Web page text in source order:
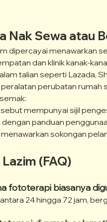
Nak Sewa atau
dipercayai menawarkan
dan klinik kanak-
talian seperti Lazada,
perubatan rumah
mempunyai sijil
dengan panduan
sokongan
(FAQ)
fototerapi biasanya
24 hingga 72 jam,